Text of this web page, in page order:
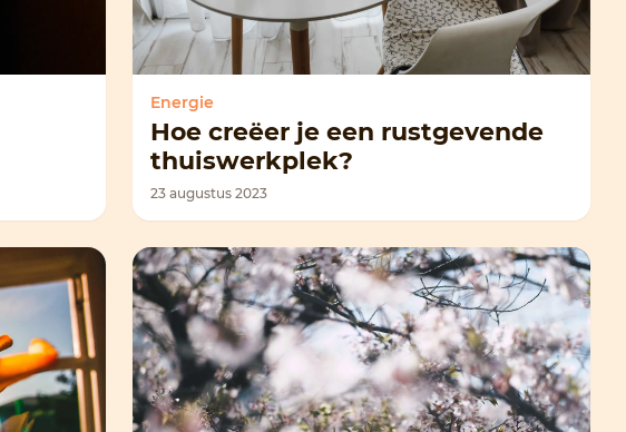
Energie
Hoe creëer je een rustgevende
thuiswerkplek?
23 augustus 2023